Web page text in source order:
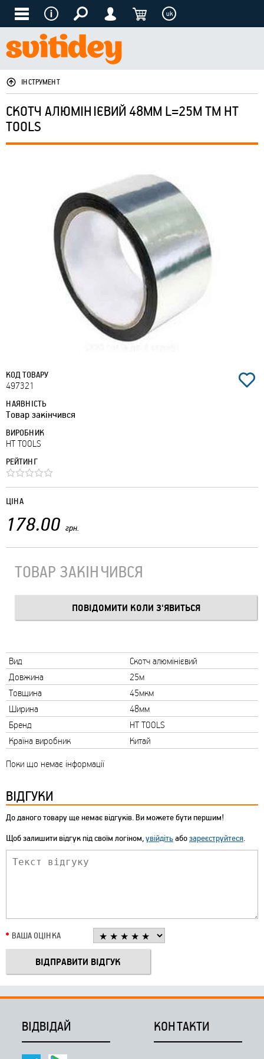
uk
ІНСТРУМЕНТ
СКОТЧ АЛЮМІНІЄВИЙ 48ММ L=25М ТМ HT
TOOLS
КОД ТОВАРУ
497321
НАЯВНІСТЬ
Товар закінчився
ВИРОБНИК
HT TOOLS
РЕЙТИНГ
ЦІНА
178.00 грн.
ТОВАР ЗАКІНЧИВСЯ
Вид
Скотч алюмінієвий
Довжина
25м
Товщина
45мкм
Ширина
48мм
Бренд
HT TOOLS
Країна виробник
Китай
Поки що немає інформації
ВІДГУКИ
До даного товару ще немає відгуків. Ви можете бути першим!
Щоб залишити відгук під своїм логіном,увійдітьабозареєструйтеся.
ВАША ОЦІНКА
ВІДВІДАЙ КОНТАКТИ